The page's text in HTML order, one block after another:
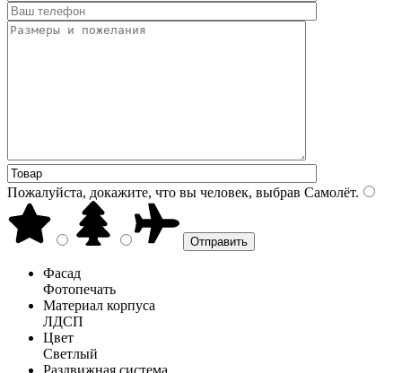
Пожалуйста, докажите, что вы человек, выбрав Самолёт.
Фасад
Фотопечать
Материал корпуса
ЛДСП
Цвет
Светлый
Раздвижная система